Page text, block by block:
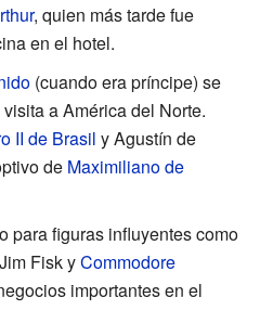
, quien más tarde fue
en el hotel.
(cuando era príncipe) se
a América del Norte.
II de Brasil y Agustín de
de Maximiliano de
para figuras influyentes como
Fisk yCommodore
importantes en el